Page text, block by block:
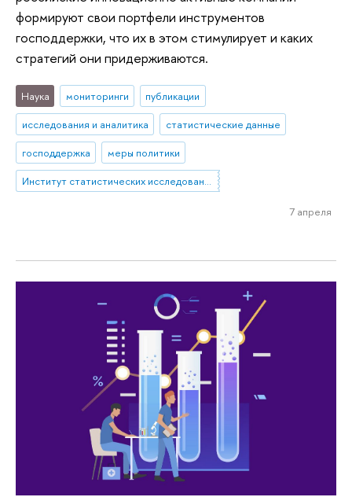
формируют свои портфели инструментов
господдержки, что их в этом стимулирует и каких
стратегий они придерживаются.
Наука мониторинги
публикации
исследования и аналитика
статистические данные
господдержка
меры политики
Институт статистических исследований и экономики знаний
7 апреля